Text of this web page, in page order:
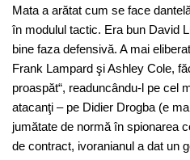
Mata a arătat cum se face
în modulul tactic. Era bun David
bine faza defensivă. A mai
Frank Lampard şi Ashley Cole,
proaspăt“, readuncându-l pe cel
atacanţi – pe Didier Drogba (e
jumătate de normă în spionarea
de contract, ivoranianul a dat un